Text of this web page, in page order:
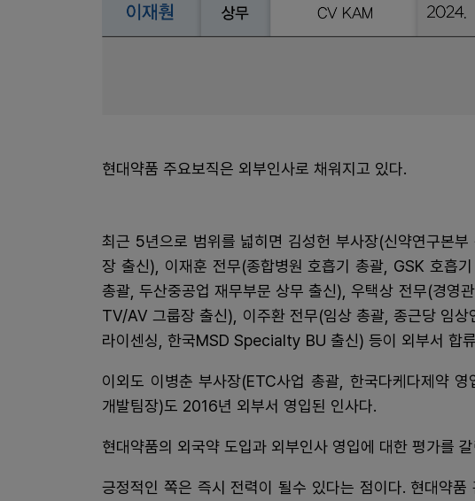
현대약품 주요보직은 외부인사로 채워지고 있다.
최근 5년으로 범위를 넓히면 김성헌 부사장(신약연구본
장 출신), 이재훈 전무(종합병원 호흡기 총괄, GSK 호흡
총괄, 두산중공업 재무부문 상무 출신), 우택상 전무(경영
TV/AV 그룹장 출신), 이주환 전무(임상 총괄, 종근당 임
라이센싱, 한국MSD Specialty BU 출신) 등이 외부서 합
이외도 이병춘 부사장(ETC사업 총괄, 한국다케다제약
개발팀장)도 2016년 외부서 영입된 인사다.
현대약품의 외국약 도입과 외부인사 영입에 대한 평가를
긍정적인 쪽은 즉시 전력이 될수 있다는 점이다. 현대약